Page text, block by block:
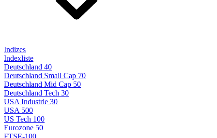
Indizes
Indexliste
Deutschland 40
Deutschland Small Cap 70
Deutschland Mid Cap 50
Deutschland Tech 30
USA Industrie 30
USA 500
US Tech 100
Eurozone 50
FTSE-100